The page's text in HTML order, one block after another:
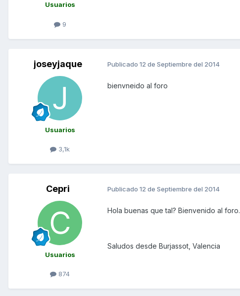
Usuarios
9
joseyjaque
Usuarios
3,1k
Publicado 12 de Septiembre del 2014
bienvneido al foro
Cepri
Usuarios
874
Publicado 12 de Septiembre del 2014
Hola buenas que tal? Bienvenido al foro.
Saludos desde Burjassot, Valencia